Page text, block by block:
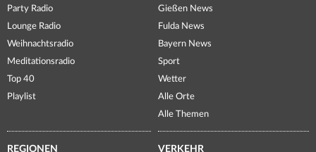
Party Radio
Lounge Radio
Weihnachtsradio
Meditationsradio
Top 40
Playlist
Gießen News
Fulda News
Bayern News
Sport
Wetter
Alle Orte
Alle Themen
REGIONEN VERKEHR